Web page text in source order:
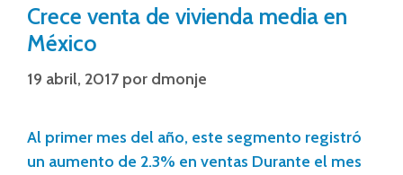
Crece venta de vivienda media en
México
19 abril, 2017 por dmonje
Al primer mes del año, este segmento registró
un aumento de 2.3% en ventas Durante el mes